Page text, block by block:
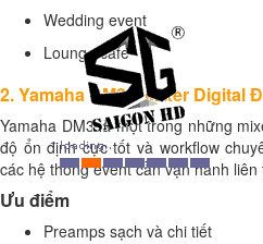
Wedding event
Lounge cafe
2. Yamaha DM3 – Mixer Digital
Yamaha DM3 là một trong những
độ ổn định cực tốt và workflow
các hệ thống event cần vận hành liên
Ưu điểm
Preamps sạch và chi tiết